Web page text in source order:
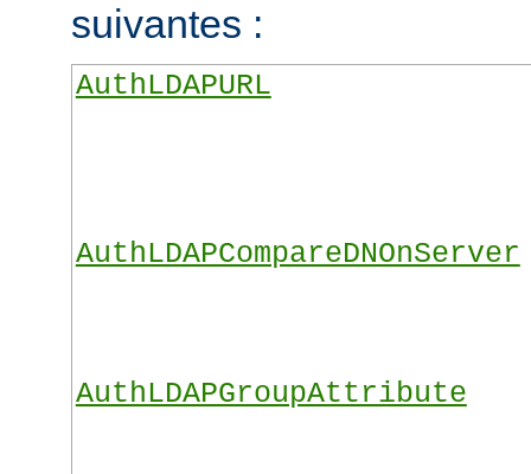
suivantes :
AuthLDAPURL
AuthLDAPCompareDNOnServer
AuthLDAPGroupAttribute